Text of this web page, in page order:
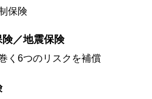
保険
／地震保険
く6つのリスクを補償